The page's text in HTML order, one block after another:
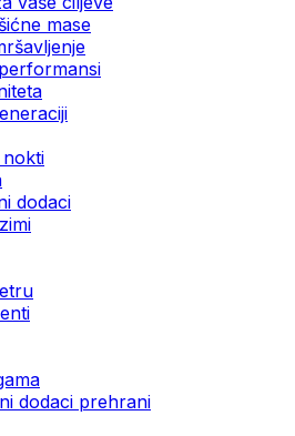
mase
nokti
dodaci
dodaci prehrani